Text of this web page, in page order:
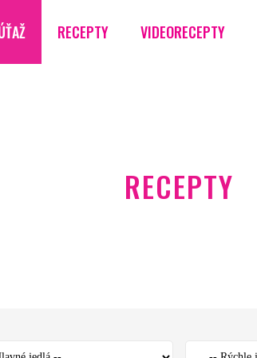
RECEPTY VIDEORECEPTY
RECEPTY